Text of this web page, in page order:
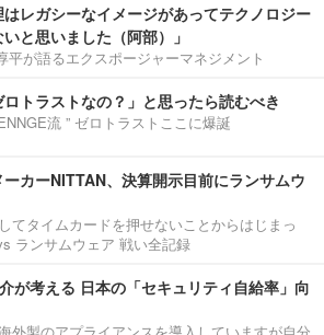
はレガシーなイメージがあってテクノロジー
と思いました（阿部）」
平が語るエクスポージャーマネジメント
ロトラストなの？」と思ったら読むべき
流 ” ゼロトラストここに爆誕
ーカーNITTAN、決算開示目前にランサムウ
てタイムカードを押せないことからはじまっ
ランサムウェア 戦い全記録
が考える 日本の「セキュリティ自給率」向